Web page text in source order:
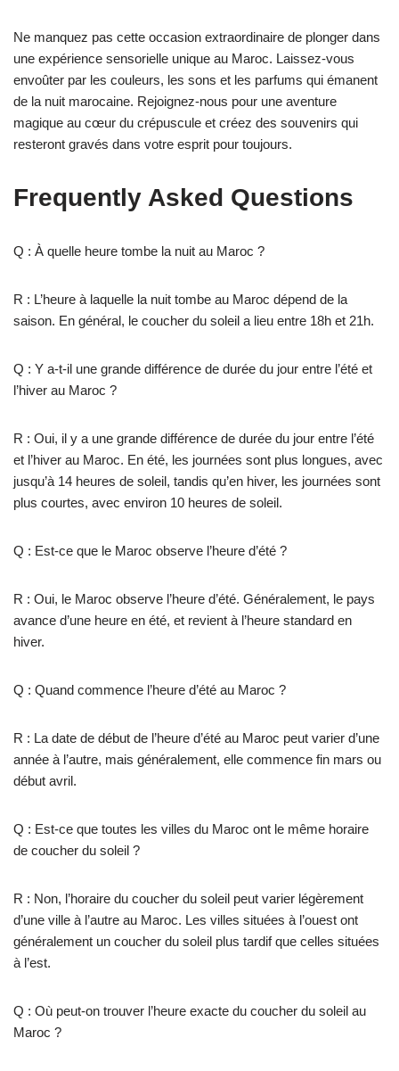
Ne manquez pas cette occasion extraordinaire de plonger dans
une expérience sensorielle unique au Maroc. Laissez-vous
envoûter par les couleurs, les sons et les parfums qui émanent
de la nuit marocaine. Rejoignez-nous pour une aventure
magique au cœur du crépuscule et créez des souvenirs qui
resteront gravés dans votre esprit pour toujours.
Frequently Asked Questions
Q : À quelle heure tombe la nuit au Maroc ?
R : L’heure à laquelle la nuit tombe au Maroc dépend de la
saison. En général, le coucher du soleil a lieu entre 18h et 21h.
Q : Y a-t-il une grande différence de durée du jour entre l’été et
l’hiver au Maroc ?
R : Oui, il y a une grande différence de durée du jour entre l’été
et l’hiver au Maroc. En été, les journées sont plus longues, avec
jusqu’à 14 heures de soleil, tandis qu’en hiver, les journées sont
plus courtes, avec environ 10 heures de soleil.
Q : Est-ce que le Maroc observe l’heure d’été ?
R : Oui, le Maroc observe l’heure d’été. Généralement, le pays
avance d’une heure en été, et revient à l’heure standard en
hiver.
Q : Quand commence l’heure d’été au Maroc ?
R : La date de début de l’heure d’été au Maroc peut varier d’une
année à l’autre, mais généralement, elle commence fin mars ou
début avril.
Q : Est-ce que toutes les villes du Maroc ont le même horaire
de coucher du soleil ?
R : Non, l’horaire du coucher du soleil peut varier légèrement
d’une ville à l’autre au Maroc. Les villes situées à l’ouest ont
généralement un coucher du soleil plus tardif que celles situées
à l’est.
Q : Où peut-on trouver l’heure exacte du coucher du soleil au
Maroc ?